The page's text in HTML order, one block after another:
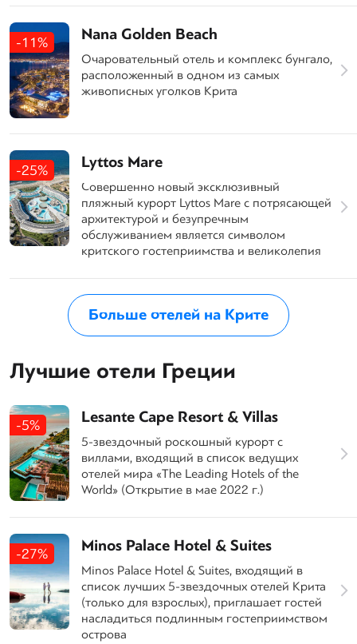
-11% Nana Golden Beach
Очаровательный отель и комплекс бунгало,
расположенный в одном из самых
живописных уголков Крита
-25% Lyttos Mare
Совершенно новый эксклюзивный
пляжный курорт Lyttos Mare с потрясающей
архитектурой и безупречным
обслуживанием является символом
критского гостеприимства и великолепия
Больше отелей на Крите
Лучшие отели Греции
-5% Lesante Cape Resort & Villas
5-звездочный роскошный курорт с
виллами, входящий в список ведущих
отелей мира «The Leading Hotels of the
World» (Открытие в мае 2022 г.)
-27% Minos Palace Hotel & Suites
Minos Palace Hotel & Suites, входящий в
список лучших 5-звездочных отелей Крита
(только для взрослых), приглашает гостей
насладиться подлинным гостеприимством
острова